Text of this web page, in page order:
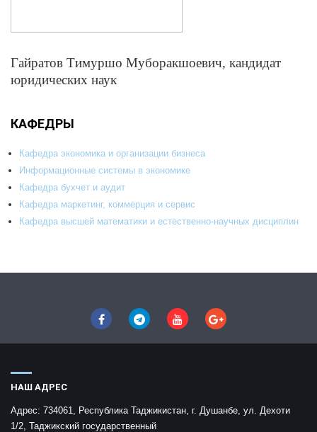
Гайратов Тимуршо Муборакшоевич, кандидат
юридических наук
КАФЕДРЫ
Кафедра экономика и организации бизнеса
Информационные системы в экономике
Кафедра бухчет и аудит
Кафедра маркетинг, коммерция и сервис
Кафедра высшей математики и естественно-научных дисциплин
НАШ АДРЕС
Адрес: 734061, Республика Таджикистан, г. Душанбе, ул. Дехоти
1/2, Таджикский государственный